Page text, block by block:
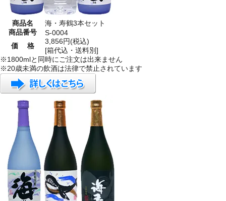
商品名
海・寿鶴3本セット
商品番号
S-0004
価 格
3,856円(税込)
[箱代込・送料別]
※1800mlと同時にご注文は出来ません
※20歳未満の飲酒は法律で禁止されています